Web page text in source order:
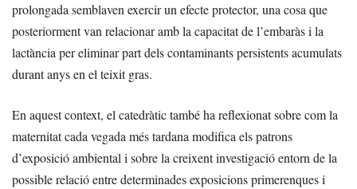
prolongada semblaven exercir un efecte protector, una cosa que
posteriorment van relacionar amb la capacitat de l’embaràs i la
lactància per eliminar part dels contaminants persistents acumulats
durant anys en el teixit gras.
En aquest context, el catedràtic també ha reflexionat sobre com la
maternitat cada vegada més tardana modifica els patrons
d’exposició ambiental i sobre la creixent investigació entorn de la
possible relació entre determinades exposicions primerenques i